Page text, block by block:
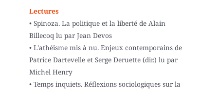
Lectures
• Spinoza. La politique et la liberté de Alain
Billecoq lu par Jean Devos
• L’athéisme mis à nu. Enjeux contemporains de
Patrice Dartevelle et Serge Deruette (dir.) lu par
Michel Henry
• Temps inquiets. Réflexions sociologiques sur la